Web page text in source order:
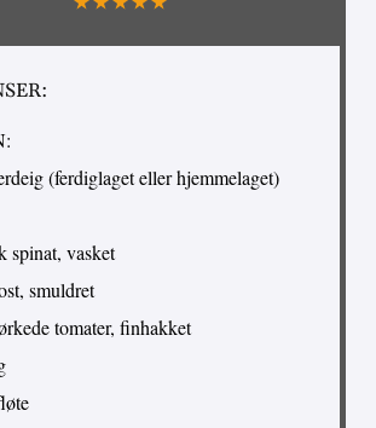
(ferdiglaget eller hjemmelaget)
spinat, vasket
smuldret
tomater, finhakket